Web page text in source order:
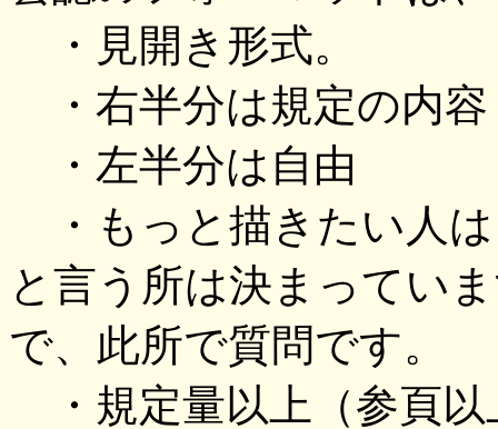
・見開き形式。
・右半分は規定の内容
・左半分は自由
・もっと描きたい人
と言う所は決まってい
で、此所で質問です。
・規定量以上（参頁以